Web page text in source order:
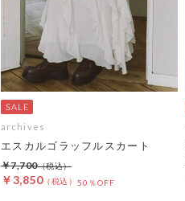
archives
エスカルゴラッフルスカート
￥3,850 50％OFF
￥7,700